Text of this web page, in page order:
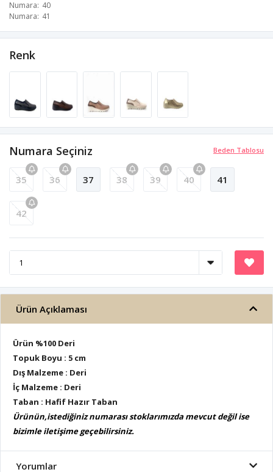
Numara 40
Numara 41
Renk
Beden Tablosu
Numara Seçiniz
35 36 37 38 39 40 41
42
Ürün Açıklaması
Ürün %100 Deri
Topuk Boyu : 5 cm
Dış Malzeme : Deri
İç Malzeme : Deri
Taban : Hafif Hazır Taban
Ürünün,istediğiniz numarası stoklarımızda mevcut değil ise
bizimle iletişime geçebilirsiniz.
Yorumlar